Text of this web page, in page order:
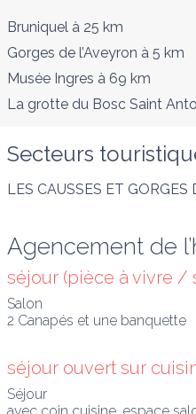
Bruniquel à 25 km
Gorges de l’Aveyron à 5 km
Musée Ingres à 69 km
La grotte du Bosc Saint
Secteurs
LES CAUSSES ET GORGES
Agencement de
séjour (pièce à vivre /
Salon
2 Canapés et une banquette
séjour ouvert sur
Séjour